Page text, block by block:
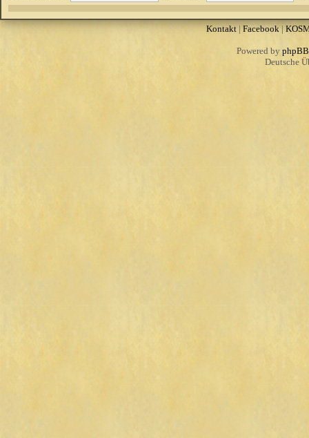
Kontakt| Facebook|
Powered by phpBB
Deutsche